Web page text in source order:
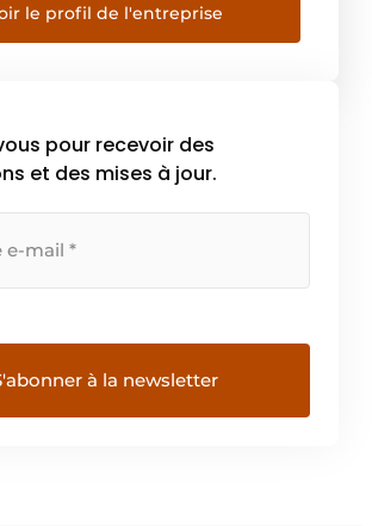
sur des conseils techniques
automatisation intelligente et
le profil de l'entreprise
pour recevoir des
et des mises à jour.